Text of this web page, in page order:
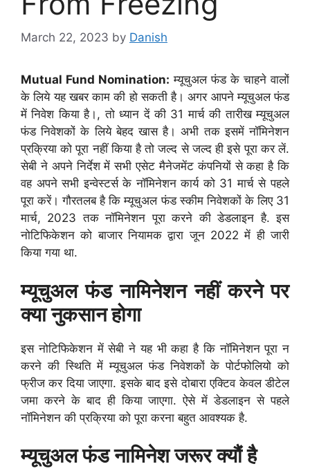
March 22, 2023 by Danish
Mutual Fund Nomination: म्यूचुअल फंड के चाहने वालों
के लिये यह खबर काम की हो सकती है। अगर आपने म्यूचुअल फंड
में निवेश किया है।, तो ध्यान दें की 31 मार्च की तारीख म्‍यूचुअल
फंड निवेशकों के लिये बेहद खास है। अभी तक इसमें नॉमिनेशन
प्रक्रिया को पूरा नहीं किया है तो जल्द से जल्द ही इसे पूरा कर लें.
सेबी ने अपने निर्देश में सभी एसेट मैनेजमेंट कंपनियों से कहा है कि
वह अपने सभी इन्वेस्टर्स के नॉमिनेशन कार्य को 31 मार्च से पहले
पूरा करें। गौरतलब है कि म्‍यूचुअल फंड स्कीम निवेशकों के लिए 31
मार्च, 2023 तक नॉमिनेशन पूरा करने की डेडलाइन है. इस
नोटिफिकेशन को बाजार नियामक द्वारा जून 2022 में ही जारी
किया गया था.
म्यूचुअल फंड नामिनेशन नहीं करने पर
क्या नुकसान होगा
इस नोटिफिकेशन में सेबी ने यह भी कहा है कि नॉमिनेशन पूरा न
करने की स्थिति में म्‍यूचुअल फंड निवेशकों के पोर्टफोलियो को
फ्रीज कर दिया जाएगा. इसके बाद इसे दोबारा एक्टिव केवल डीटेल
जमा करने के बाद ही किया जाएगा. ऐसे में डेडलाइन से पहले
नॉमिनेशन की प्रक्रिया को पूरा करना बहुत आवश्यक है.
म्यूचुअल फंड नामिनेश जरूर क्यौं है